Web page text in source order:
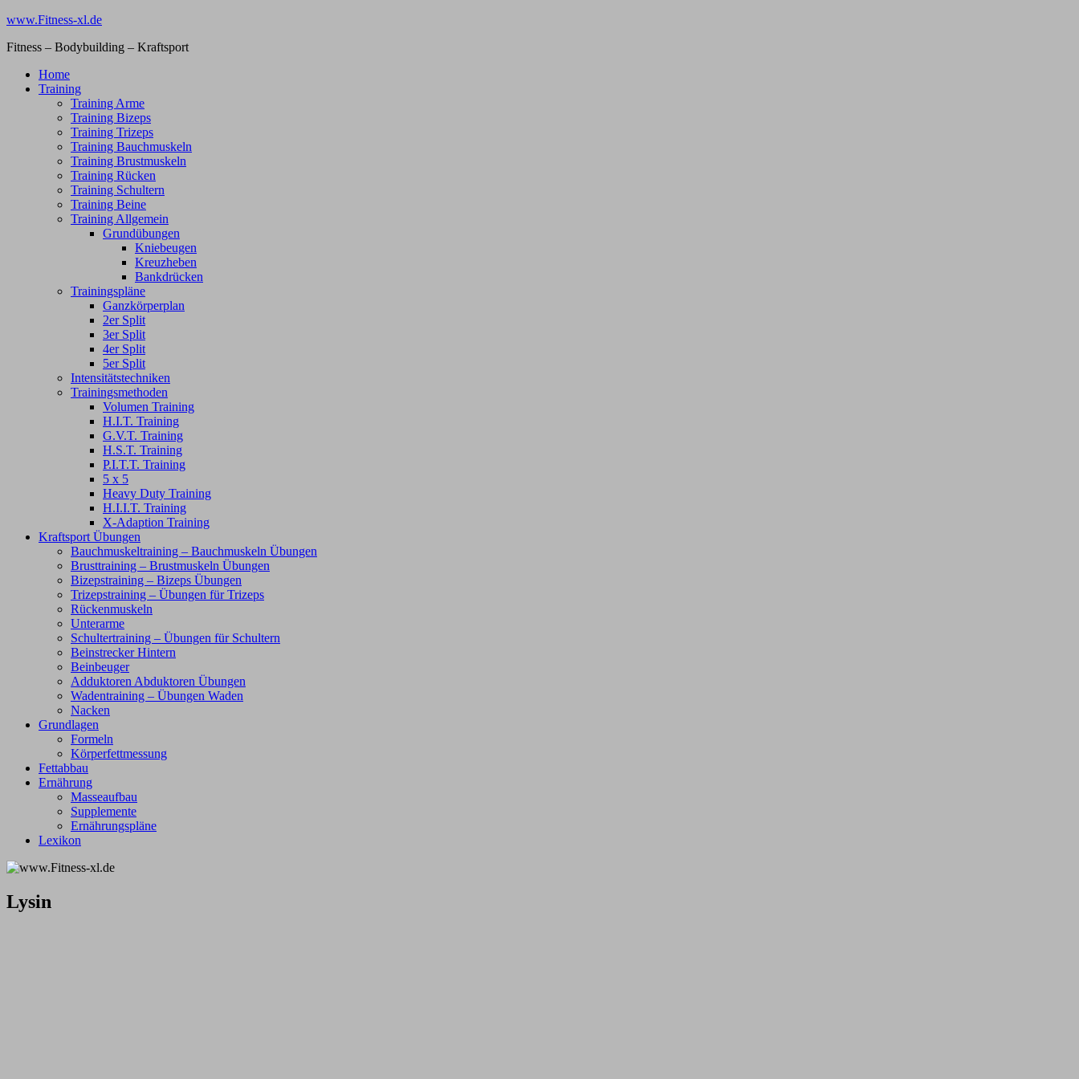
Zum
springen
www.Fitness-xl.de
Fitness – Bodybuilding – Kraftsport
Home
Training
Training Arme
Training Bizeps
Training Trizeps
Training Bauchmuskeln
Training Brustmuskeln
Training Rücken
Training Schultern
Training Beine
Training Allgemein
Grundübungen
Kniebeugen
Kreuzheben
Bankdrücken
Trainingspläne
Ganzkörperplan
2er Split
3er Split
4er Split
5er Split
Intensitätstechniken
Trainingsmethoden
Volumen Training
H.I.T. Training
G.V.T. Training
H.S.T. Training
P.I.T.T. Training
5 x 5
Heavy Duty Training
H.I.I.T. Training
X-Adaption Training
Kraftsport Übungen
Bauchmuskeltraining – Bauchmuskeln Übungen
Brusttraining – Brustmuskeln Übungen
Bizepstraining – Bizeps Übungen
Trizepstraining – Übungen für Trizeps
Rückenmuskeln
Unterarme
Schultertraining – Übungen für Schultern
Beinstrecker Hintern
Beinbeuger
Adduktoren Abduktoren Übungen
Wadentraining – Übungen Waden
Nacken
Grundlagen
Formeln
Körperfettmessung
Fettabbau
Ernährung
Masseaufbau
Supplemente
Ernährungspläne
Lexikon
Lysin